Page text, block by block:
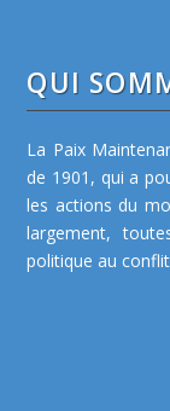
QUI
La Paix
de 1901, qui a
les actions du
largement,
politique au